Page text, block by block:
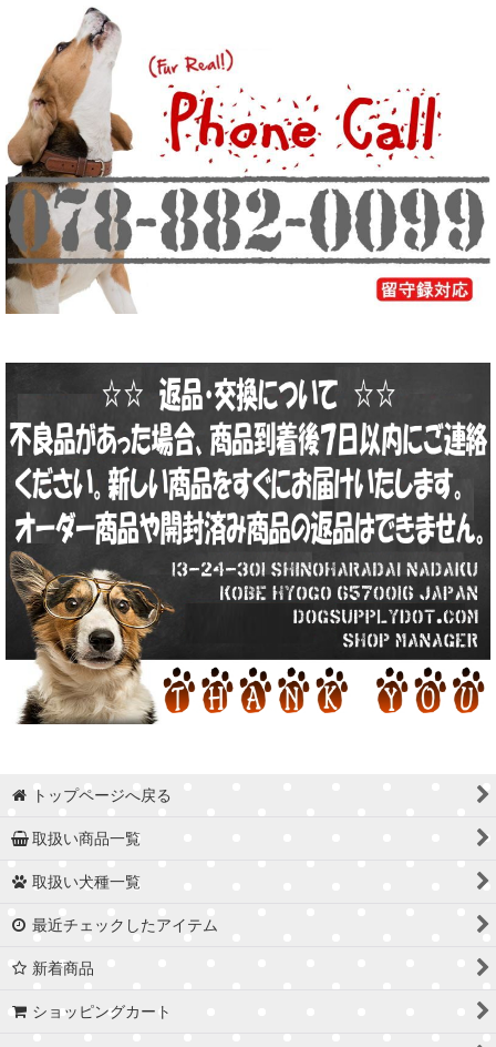
トップページへ戻る
取扱い商品一覧
取扱い犬種一覧
最近チェックしたアイテム
新着商品
ショッピングカート